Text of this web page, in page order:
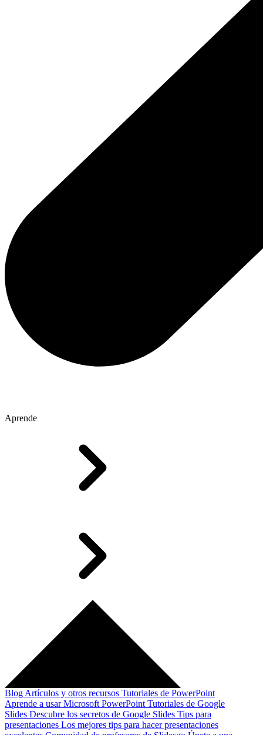
Aprende
Blog Artículos y otros recursos Tutoriales de PowerPoint
Aprende a usar Microsoft PowerPoint Tutoriales de Google
Slides Descubre los secretos de Google Slides Tips para
presentaciones Los mejores tips para hacer presentaciones